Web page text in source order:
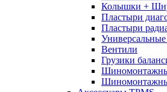
Колышки +
Пластыри
Пластыри
Универсальные
Вентили
Грузики